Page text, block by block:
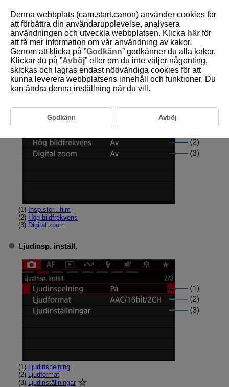
D292-039
Flikmenyer: Filminspelning
Bildkval./-storlek
(1)
Insp.storl. film
(2) Hög bildfrekvens
(3) Digital zoom
Ljudinsp. inställ.
(1) Ljudinspelning
(2) Ljudformat
(3) Ljudinställningar
Denna webbplats (cam.start.canon) använder cookies för
att förbättra din användarupplevelse, analysera
användningen och utveckla webbplatsen. Klicka här för
att få mer information om vår användning av kakor.
Genom att klicka på ”Godkänn” godkänner du alla kakor.
Klickar du på ”Avböj” eller om du inte väljer någonting,
skickas och lagras endast nödvändiga cookies för att
kunna leverera webbplatsens innehåll och funktioner. Du
kan ändra denna inställning när du vill.
Godkänn Avböj